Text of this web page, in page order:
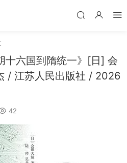
十六国到隋统一》[日] 会
/ 江苏人民出版社 / 2026
42